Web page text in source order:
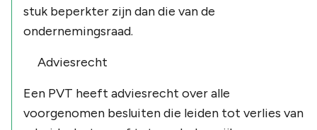
stuk beperkter zijn dan die van de
ondernemingsraad.
Adviesrecht
Een PVT heeft adviesrecht over alle
voorgenomen besluiten die leiden tot verlies van